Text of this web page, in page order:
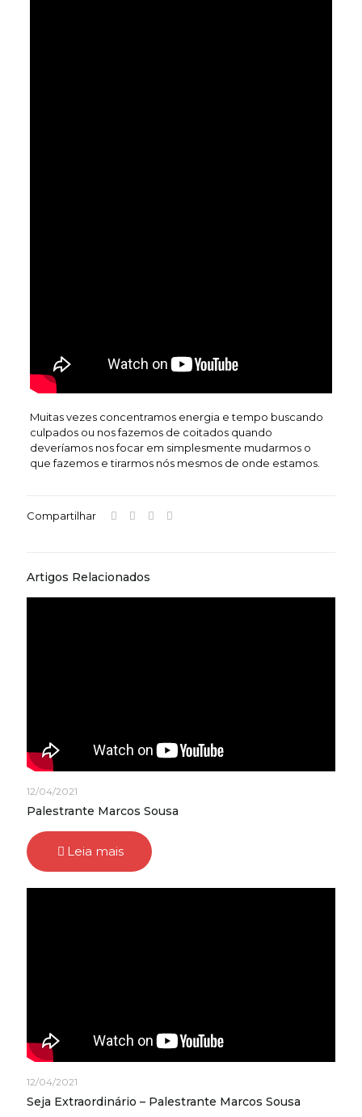
Muitas vezes concentramos energia e tempo buscando
culpados ou nos fazemos de coitados quando
deveríamos nos focar em simplesmente mudarmos o
que fazemos e tirarmos nós mesmos de onde estamos.
Compartilhar
Artigos Relacionados
12/04/2021
Palestrante Marcos Sousa
Leia mais
12/04/2021
Seja Extraordinário – Palestrante Marcos Sousa